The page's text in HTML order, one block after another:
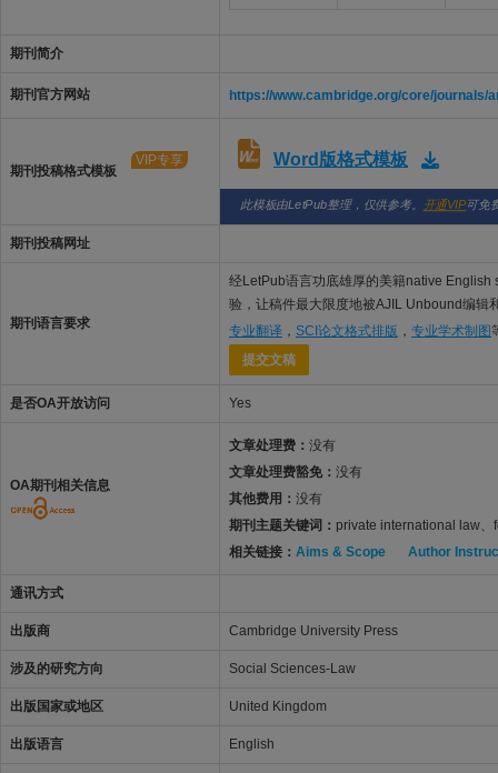
期刊简介
期刊官方网站 https://www.cambridge.org/core/journals/
期刊投稿格式模板
VIP专享 Word版格式模板
此模板由LetPub整理，仅供参考。 开通VIP可免
期刊投稿网址
期刊语言要求
经LetPub语言功底雄厚的美籍native
验，让稿件最大限度地被AJIL Unbound编辑
专业翻译 ， SCI论文格式排版 ， 专业学术制图
提交文稿
是否OA开放访问 Yes
OA期刊相关信息
文章处理费： 没有
文章处理费豁免： 没有
其他费用： 没有
期刊主题关键词： private international law
相关链接： Aims & Scope Author
通讯方式
出版商 Cambridge University Press
涉及的研究方向 Social Sciences-Law
出版国家或地区 United Kingdom
出版语言 English